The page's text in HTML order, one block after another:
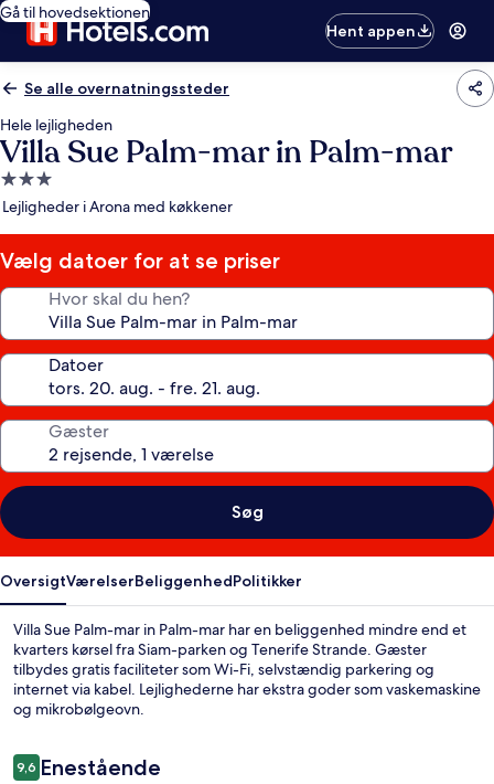
Gå til hovedsektionen
Hent appen
Se alle overnatningssteder
Hele lejligheden
Villa Sue Palm-mar in Palm-mar
3.0-
stjernet
Lejligheder i Arona med køkkener
Vælg datoer for at se priser
Hvor skal du hen?
Datoer
Gæster
Søg
OversigtVærelserBeliggenhedPolitikker
Villa Sue Palm-mar in Palm-mar har en beliggenhed mindre end et
kvarters kørsel fra Siam-parken og Tenerife Strande. Gæster
tilbydes gratis faciliteter som Wi-Fi, selvstændig parkering og
internet via kabel. Lejlighederne har ekstra goder som vaskemaskine
og mikrobølgeovn.
Anmeldelser
9,69,6 ud af 10.
Enestående